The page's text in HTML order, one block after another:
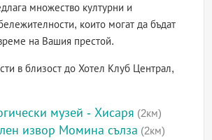
множество културни и
които могат да бъдат
на Вашия престой.
в близост до Хотел Клуб Централ,
музей - Хисаря (2км)
извор Момина сълза (2км)